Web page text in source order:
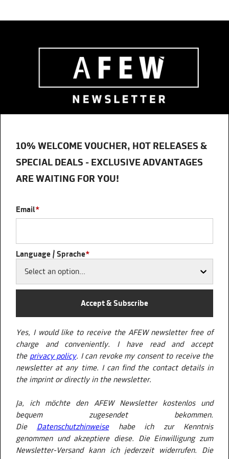
10% WELCOME VOUCHER, HOT RELEASES &
SPECIAL DEALS - EXCLUSIVE ADVANTAGES
ARE WAITING FOR YOU!
Email*
Language / Sprache*
Select an option...
Accept & Subscribe
Yes, I would like to receive the AFEW newsletter free of
charge and conveniently. I have read and accept
the privacy policy. I can revoke my consent to receive the
newsletter at any time. I can find the contact details in
the imprint or directly in the newsletter.
Ja, ich möchte den AFEW Newsletter kostenlos und
bequem zugesendet bekommen.
Die Datenschutzhinweisehabe ich zur Kenntnis
genommen und akzeptiere diese. Die Einwilligung zum
Newsletter-Versand kann ich jederzeit widerrufen. Die